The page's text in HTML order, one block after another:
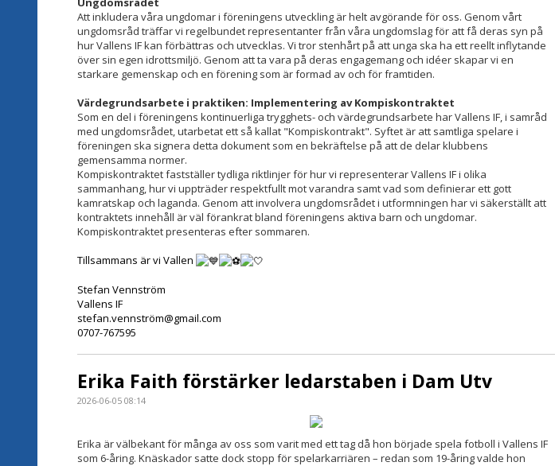
Att inkludera våra ungdomar i föreningens utveckling är helt avgörande för oss. Genom vårt
ungdomsråd träffar vi regelbundet representanter från våra ungdomslag för att få deras syn på
hur Vallens IF kan förbättras och utvecklas. Vi tror stenhårt på att unga ska ha ett reellt inflytande
över sin egen idrottsmiljö. Genom att ta vara på deras engagemang och idéer skapar vi en
starkare gemenskap och en förening som är formad av och för framtiden.
Värdegrundsarbete i praktiken: Implementering av Kompiskontraktet
Som en del i föreningens kontinuerliga trygghets- och värdegrundsarbete har Vallens IF, i samråd
med ungdomsrådet, utarbetat ett så kallat "Kompiskontrakt". Syftet är att samtliga spelare i
föreningen ska signera detta dokument som en bekräftelse på att de delar klubbens
gemensamma normer.
Kompiskontraktet fastställer tydliga riktlinjer för hur vi representerar Vallens IF i olika
sammanhang, hur vi uppträder respektfullt mot varandra samt vad som definierar ett gott
kamratskap och laganda. Genom att involvera ungdomsrådet i utformningen har vi säkerställt att
kontraktets innehåll är väl förankrat bland föreningens aktiva barn och ungdomar.
Kompiskontraktet presenteras efter sommaren.
Tillsammans är vi Vallen
Stefan Vennström
Vallens IF
stefan.vennström@gmail.com
0707-767595
Erika Faith förstärker ledarstaben i Dam Utv
2026-06-05 08:14
Erika är välbekant för många av oss som varit med ett tag då hon började spela fotboll i Vallens IF
som 6-åring. Knäskador satte dock stopp för spelarkarriären – redan som 19-åring valde hon